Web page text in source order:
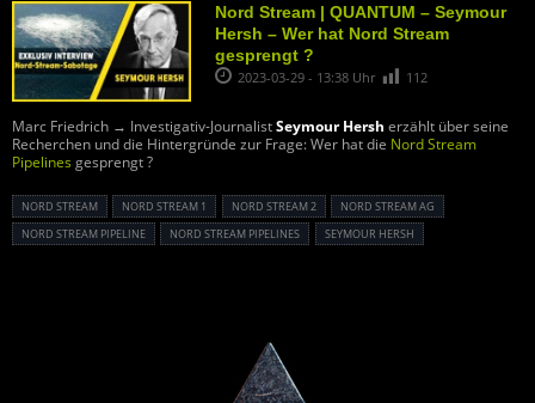
Nord Stream | QUANTUM – Seymour
Hersh – Wer hat Nord Stream
gesprengt ?
2023-03-29 - 13:38 Uhr 112
Marc Friedrich → Investigativ-JournalistSeymour Hersh erzählt über seine
Recherchen und die Hintergründe zur Frage: Wer hat die Nord Stream
Pipelines gesprengt ?
NORD STREAM NORD STREAM 1 NORD STREAM 2
NORD STREAM AG
NORD STREAM PIPELINE
NORD STREAM PIPELINES SEYMOUR HERSH